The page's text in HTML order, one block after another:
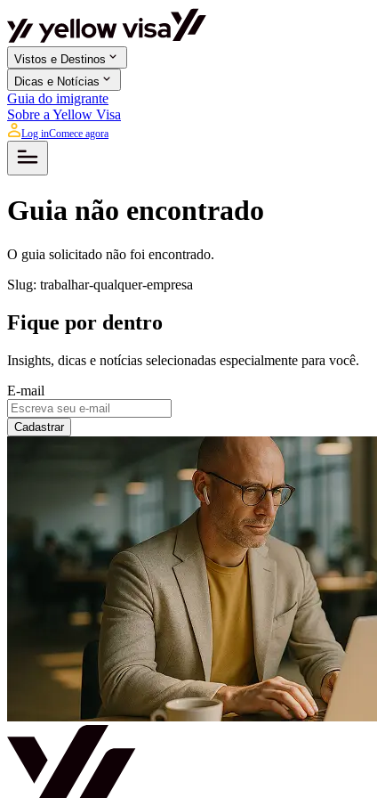
Vistos e Destinos
Dicas e Notícias
Guia do imigrante
Sobre a Yellow Visa
Log inComece agora
Guia não encontrado
O guia solicitado não foi encontrado.
Slug: trabalhar-qualquer-empresa
Fique por dentro
Insights, dicas e notícias selecionadas especialmente para você.
E-mail
Cadastrar